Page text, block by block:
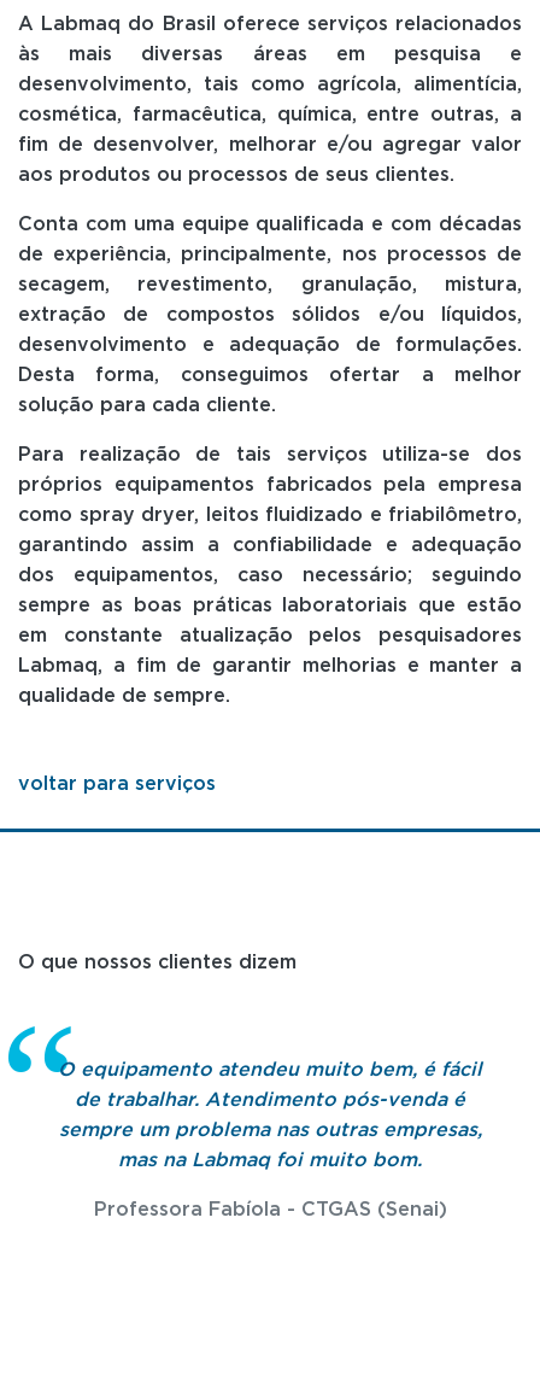
A Labmaq do Brasil oferece serviços relacionados
às mais diversas áreas em pesquisa e
desenvolvimento, tais como agrícola, alimentícia,
cosmética, farmacêutica, química, entre outras, a
fim de desenvolver, melhorar e/ou agregar valor
aos produtos ou processos de seus clientes.
Conta com uma equipe qualificada e com décadas
de experiência, principalmente, nos processos de
secagem, revestimento, granulação, mistura,
extração de compostos sólidos e/ou líquidos,
desenvolvimento e adequação de formulações.
Desta forma, conseguimos ofertar a melhor
solução para cada cliente.
Para realização de tais serviços utiliza-se dos
próprios equipamentos fabricados pela empresa
como spray dryer, leitos fluidizado e friabilômetro,
garantindo assim a confiabilidade e adequação
dos equipamentos, caso necessário; seguindo
sempre as boas práticas laboratoriais que estão
em constante atualização pelos pesquisadores
Labmaq, a fim de garantir melhorias e manter a
qualidade de sempre.
voltar para serviços
O que nossos clientes dizem
O equipamento atendeu muito bem, é fácil
de trabalhar. Atendimento pós-venda é
sempre um problema nas outras empresas,
mas na Labmaq foi muito bom.
Professora Fabíola - CTGAS (Senai)